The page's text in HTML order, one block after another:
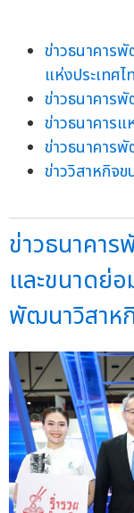
ข่าวธนาคาร
แห่งประเทศไ
ข่าวธนาคาร
ข่าวธนาคารแ
ข่าวธนาคาร
ข่าววิสาหกิจ
ข่าวธนาคา
และขนาดย่
พัฒนาวิสาห